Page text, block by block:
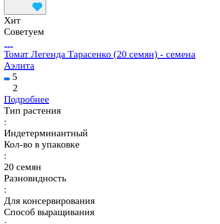
Хит
Советуем
Томат Легенда Тарасенко (20 семян) - семена
Аэлита
5
2
Подробнее
Тип растения
:
Индетерминантный
Кол-во в упаковке
:
20 семян
Разновидность
:
Для консервирования
Способ выращивания